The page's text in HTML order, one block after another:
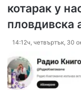
котарак у
пловдивска
14:12ч, четвъртък, 30